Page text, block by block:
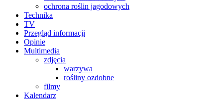
ochrona roślin jagodowych
Technika
TV
Przegląd informacji
Opinie
Multimedia
zdjęcia
warzywa
rośliny ozdobne
filmy
Kalendarz